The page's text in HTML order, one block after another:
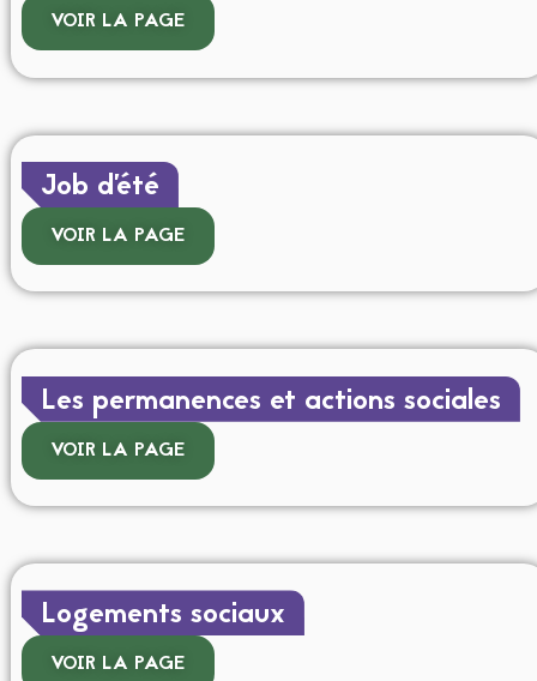
VOIR LA PAGE
Job d’été
VOIR LA PAGE
Les permanences et actions sociales
VOIR LA PAGE
Logements sociaux
VOIR LA PAGE